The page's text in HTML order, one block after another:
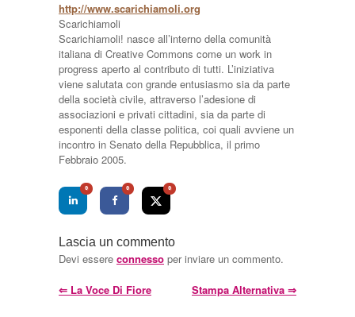
http://www.scarichiamoli.org
Scarichiamoli
Scarichiamoli! nasce all’interno della comunità
italiana di Creative Commons come un work in
progress aperto al contributo di tutti. L’iniziativa
viene salutata con grande entusiasmo sia da parte
della società civile, attraverso l’adesione di
associazioni e privati cittadini, sia da parte di
esponenti della classe politica, coi quali avviene un
incontro in Senato della Repubblica, il primo
Febbraio 2005.
0 0 0
Lascia un commento
Devi essere connesso per inviare un commento.
⇐ La Voce Di Fiore Stampa Alternativa ⇒